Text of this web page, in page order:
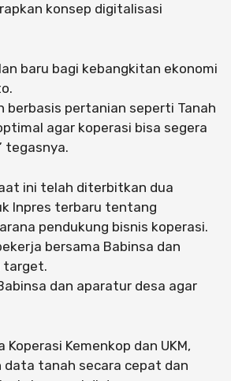
konsep digitalisasi
baru bagi kebangkitan ekonomi
berbasis pertanian seperti Tanah
agar koperasi bisa segera
tegasnya.
ini telah diterbitkan dua
Inpres terbaru tentang
pendukung bisnis koperasi.
bersama Babinsa dan
target.
dan aparatur desa agar
Kemenkop dan UKM,
data tanah secara cepat dan